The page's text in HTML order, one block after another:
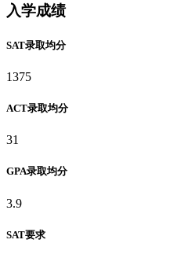
入学成绩
SAT录取均分
1375
ACT录取均分
31
GPA录取均分
3.9
SAT要求